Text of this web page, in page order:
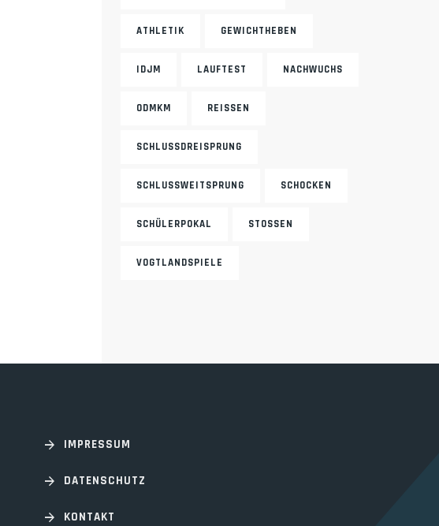
ATHLETIK GEWICHTHEBEN
IDJM LAUFTEST NACHWUCHS
ODMKM REISSEN
SCHLUSSDREISPRUNG
SCHLUSSWEITSPRUNG SCHOCKEN
SCHÜLERPOKAL STOSSEN
VOGTLANDSPIELE
IMPRESSUM
DATENSCHUTZ
KONTAKT